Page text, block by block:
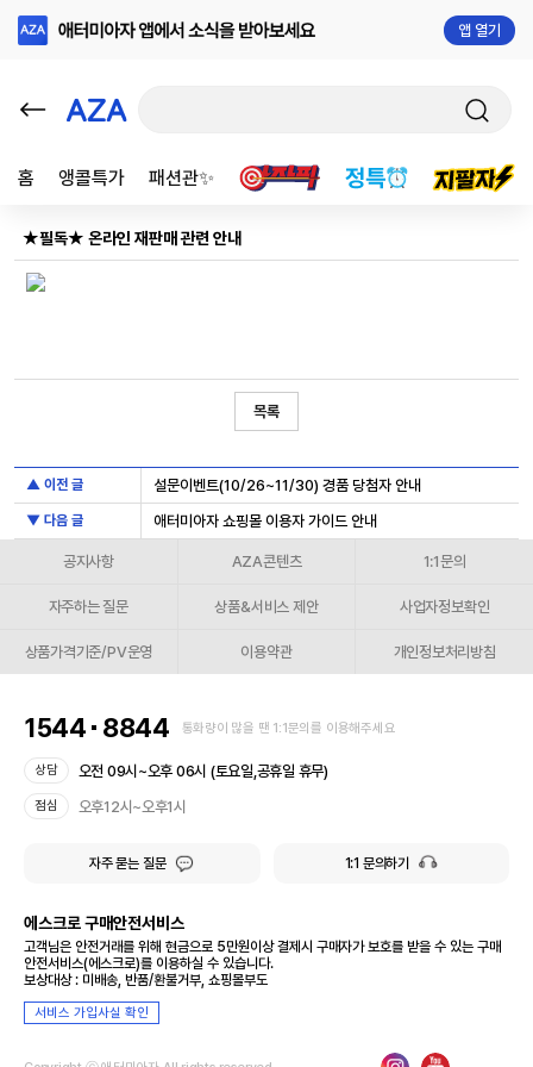
앱 열기
홈 앵콜특가 패션관✨
★필독★ 온라인 재판매 관련 안내
목록
▲ 이전 글 설문이벤트(10/26~11/30) 경품 당첨자 안내
▼ 다음 글 애터미아자 쇼핑몰 이용자 가이드 안내
공지사항 AZA콘텐츠 1:1문의
자주하는 질문 상품&서비스 제안 사업자정보확인
상품가격기준/PV운영 이용약관 개인정보처리방침
1544 8844 통화량이 많을 땐 1:1문의를 이용해주세요
상담 오전 09시~오후 06시 (토요일,공휴일 휴무)
점심 오후12시~오후1시
자주 묻는 질문 1:1 문의하기
에스크로 구매안전서비스
고객님은 안전거래를 위해 현금으로 5만원이상 결제시 구매자가 보호를 받을 수 있는 구매
안전서비스(에스크로)를 이용하실 수 있습니다.
보상대상 : 미배송, 반품/환불거부, 쇼핑몰부도
서비스 가입사실 확인